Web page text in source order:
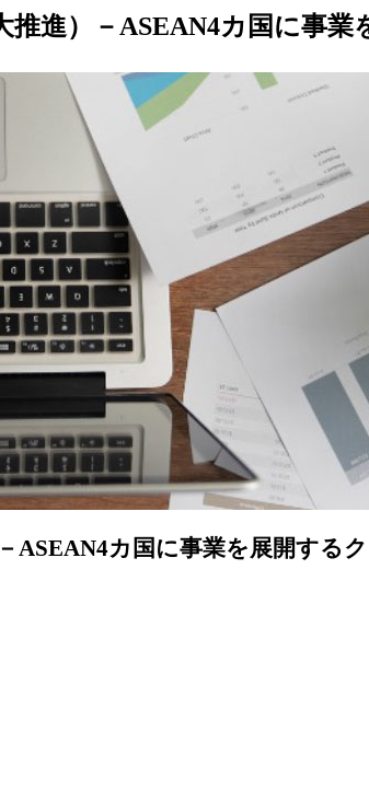
進）－ASEAN4カ国に事業
ASEAN4カ国に事業を展開する